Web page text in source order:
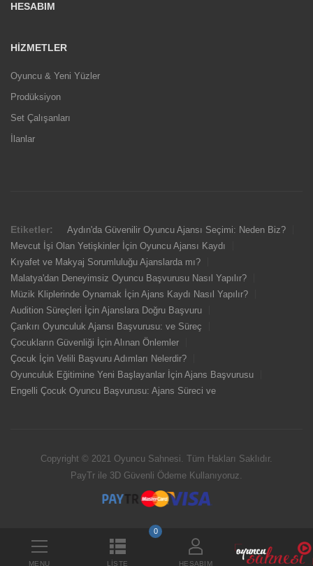
HESABIM
HIZMETLER
Oyuncu & Yeni Yüzler
Prodüksiyon
Set Çalışanları
İlanlar
Etiketler:
Aydın'da Güvenilir Oyuncu Ajansı Seçimi: Neden Biz?
Mevcut İşi Olan Yetişkinler İçin Oyuncu Ajansı Kaydı
Kıyafet ve Makyaj Sorumluluğu Ajanslarda mı?
Malatya'dan Deneyimsiz Oyuncu Başvurusu Nasıl Yapılır?
Müzik Kliplerinde Oynamak İçin Ajans Kaydı Nasıl Yapılır?
Audition Süreçleri İçin Ajanslara Doğru Başvuru
Çankırı Oyunculuk Ajansı Başvurusu: ve Süreç
Çocukların Güvenliği İçin Alınan Önlemler
Çocuk İçin Velili Başvuru Adımları Nelerdir?
Oyunculuk Eğitimine Yeni Başlayanlar İçin Ajans Başvurusu
Engelli Çocuk Oyuncu Başvurusu: Ajans Süreci ve
Copyright © 2021 Oyuncu Sahnesi. Tüm Hakları Saklıdır.
PayTr ile 3D Güvenli Ödeme Kullanıyoruz.
MENU
0
LISTE HESABIM